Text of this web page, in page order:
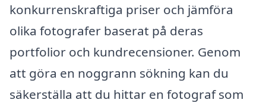
konkurrenskraftiga priser och jämföra
olika fotografer baserat på deras
portfolior och kundrecensioner. Genom
att göra en noggrann sökning kan du
säkerställa att du hittar en fotograf som